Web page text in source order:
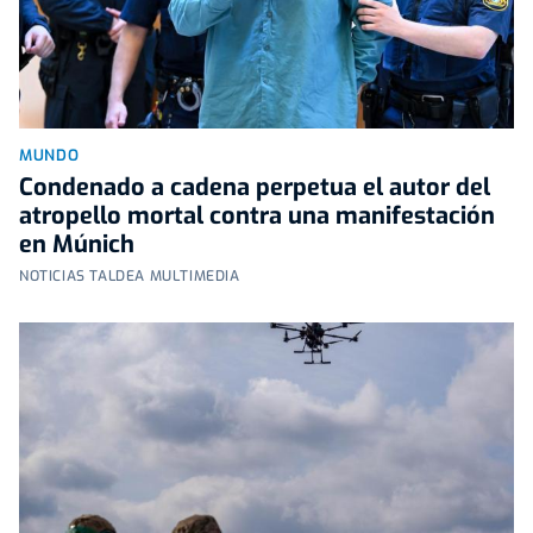
MUNDO
Condenado a cadena perpetua el autor del
atropello mortal contra una manifestación
en Múnich
NOTICIAS TALDEA MULTIMEDIA